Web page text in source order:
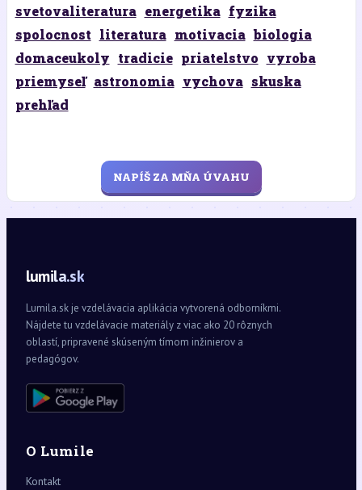
svetovaliteratura energetika fyzika
spolocnost literatura motivacia biologia
domaceukoly tradicie priatelstvo vyroba
priemyseľ astronomia vychova skuska
prehľad
NAPÍŠ ZA MŇA ÚVAHU
lumila.sk
Lumila.sk je vzdelávacia aplikácia vytvorená odborníkmi.
Nájdete tu vzdelávacie materiály z viac ako 20 rôznych
oblastí, pripravené skúseným tímom inžinierov a
pedagógov.
O Lumile
Kontakt